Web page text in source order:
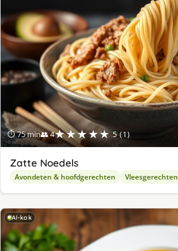
⏱ 75 min👥 4★★★★★ 5 (1)
Zatte Noedels
Avondeten & hoofdgerechten Vleesgerechten
AI-kok